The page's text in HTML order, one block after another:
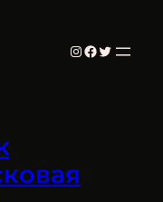
Instagram
Facebook
Twitter